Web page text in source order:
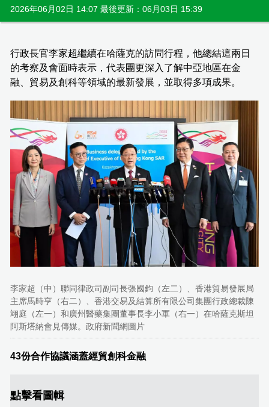
2026年06月02日 14:07 最後更新：06月03日 15:39
行政長官李家超繼續在哈薩克的訪問行程，他總結這兩日
的考察及會面時表示，代表團更深入了解中亞地區在金
融、貿易及創科等領域的最新發展，並取得多項成果。
李家超（中）聯同律政司副司長張國鈞（左二）、香港貿易發展局
主席馬時亨（右二）、香港交易及結算所有限公司集團行政總裁陳
翊庭（左一）和廣州醫藥集團董事長李小軍（右一）在哈薩克斯坦
阿斯塔納會見傳媒。政府新聞網圖片
43份合作協議涵蓋經貿創科金融
點擊看圖輯